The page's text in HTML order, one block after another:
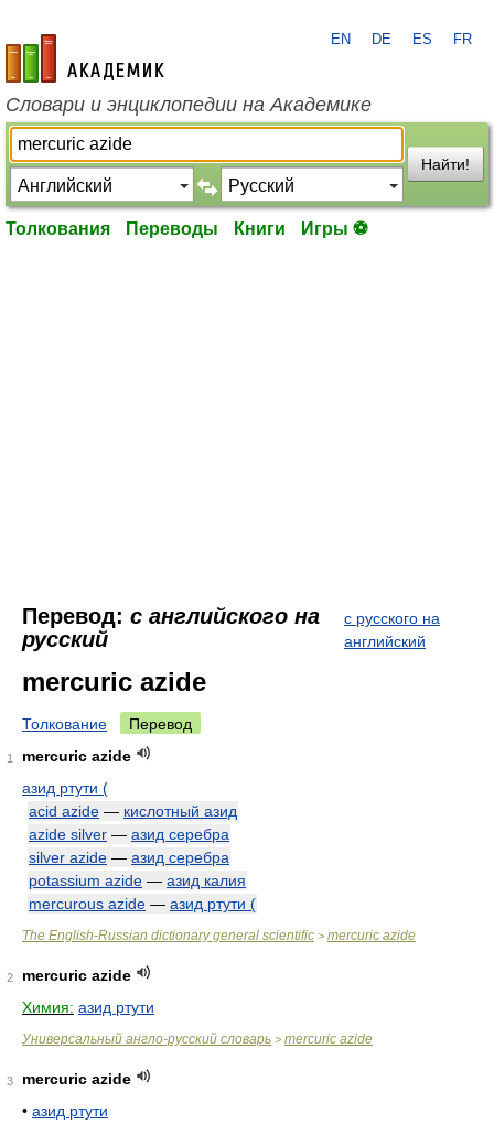
academic.ru
EN DE ES FR
Словари и энциклопедии на Академике
Найти!
Толкования Переводы Книги Игры ⚽
Перевод: с английского на
русский
с русского на
английский
mercuric azide
Толкование Перевод
1
mercuric azide
азид ртути (
acid azide — кислотный азид
azide silver — азид серебра
silver azide — азид серебра
potassium azide — азид калия
mercurous azide — азид ртути (
The English-Russian dictionary general scientific > mercuric azide
2
mercuric azide
Химия: азид ртути
Универсальный англо-русский словарь > mercuric azide
3
mercuric azide
• азид ртути